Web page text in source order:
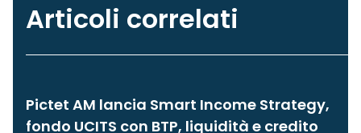
Articoli correlati
Pictet AM lancia Smart Income Strategy,
fondo UCITS con BTP, liquidità e credito